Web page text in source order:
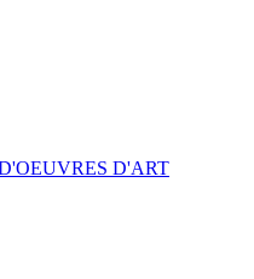
D'ART